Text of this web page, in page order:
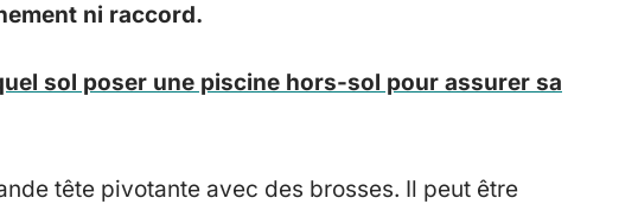
ni raccord.
sol poser une piscine hors-sol pour assurer sa
tête pivotante avec des brosses. Il peut être